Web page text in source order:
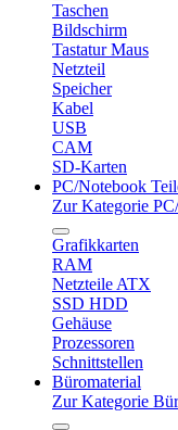
Taschen
Bildschirm
Tastatur Maus
Netzteil
Speicher
Kabel
USB
CAM
SD-Karten
PC/Notebook
Zur Kategorie
Grafikkarten
RAM
Netzteile ATX
SSD HDD
Gehäuse
Prozessoren
Schnittstellen
Büromaterial
Zur Kategorie